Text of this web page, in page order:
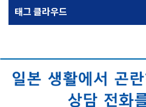
태그 클라우드